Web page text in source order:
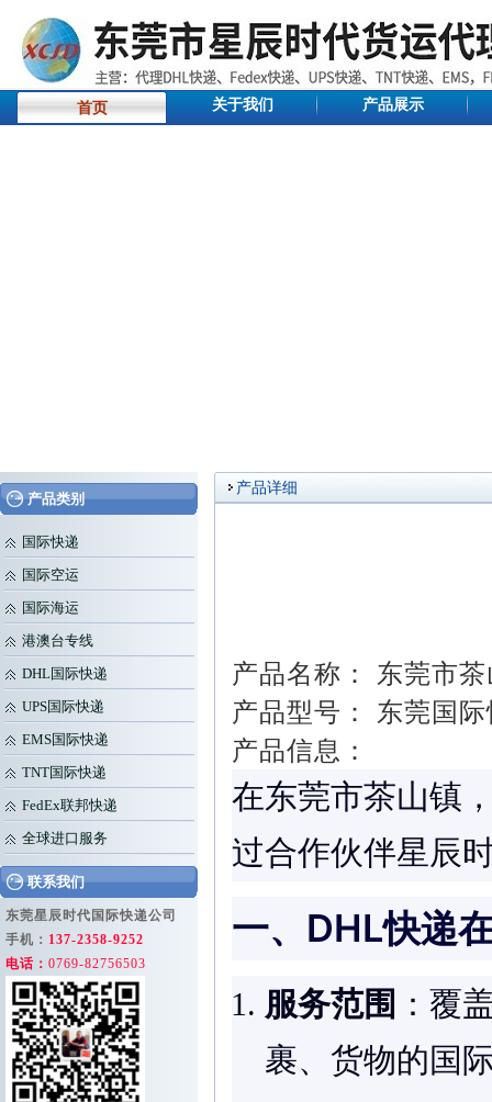
首页 关于我们 产品展示
产品类别
国际快递
国际空运
国际海运
港澳台专线
DHL国际快递
UPS国际快递
EMS国际快递
TNT国际快递
FedEx联邦快递
全球进口服务
联系我们
东莞星辰时代国际快递公司
手机： 137-2358-9252
电话： 0769-82756503
产品详细
产品名称： 东莞市
产品型号： 东莞国
产品信息：
在东莞市茶山镇
过合作伙伴星辰
一、DHL快递
服务范围 ：覆
裹、货物的国